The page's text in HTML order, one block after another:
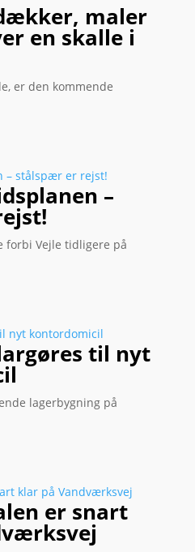
maler
en skalle i
er den kommende
–
forbi Vejle tidligere på
til nyt
lagerbygning på
er snart